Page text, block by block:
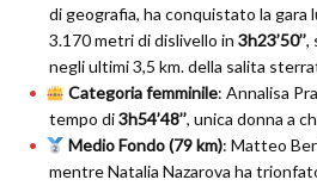
di geografia, ha conquistato la gara
3.170 metri di dislivello in 3h23’50’’,
negli ultimi 3,5 km. della salita
Categoria femminile: Annalisa
tempo di3h54’48’’, unica donna a
Medio Fondo (79 km): Matteo
mentre Natalia Nazarova ha